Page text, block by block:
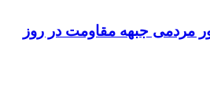
هزار شناور مردمی جبهه مقاومت در روز